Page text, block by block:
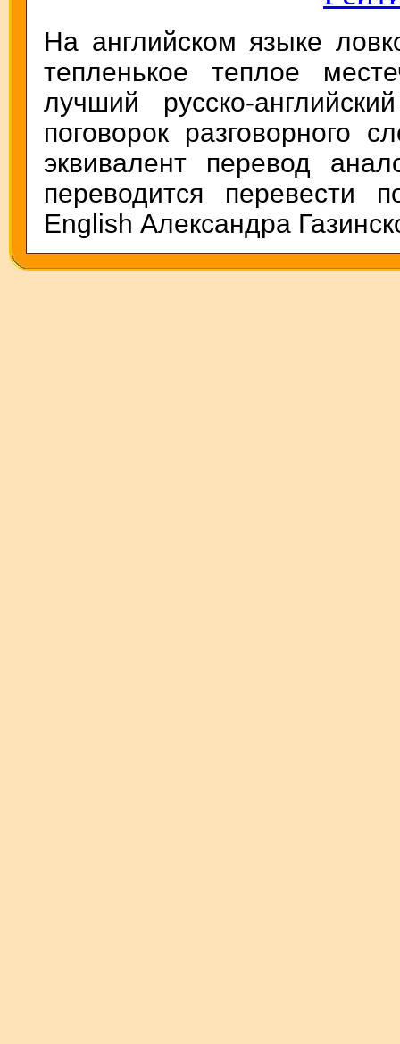
На английском языке
тепленькое теплое
лучший русско-
поговорок разговорного
эквивалент перевод
переводится перевести
English Александра